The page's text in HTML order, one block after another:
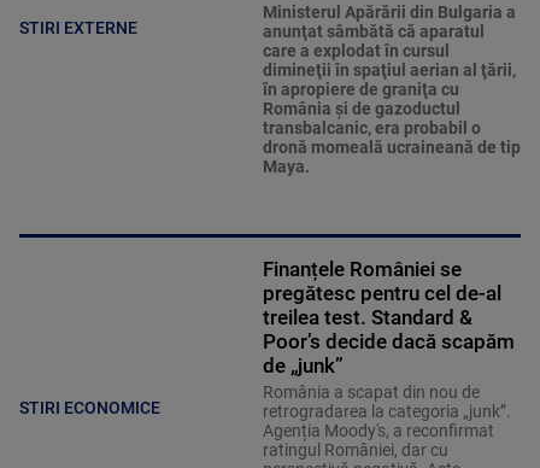
STIRI EXTERNE
Ministerul Apărării din Bulgaria a
anunţat sâmbătă că aparatul
care a explodat în cursul
dimineţii în spaţiul aerian al ţării,
în apropiere de graniţa cu
România şi de gazoductul
transbalcanic, era probabil o
dronă momeală ucraineană de tip
Maya.
STIRI ECONOMICE
Finanțele României se
pregătesc pentru cel de-al
treilea test. Standard &
Poor’s decide dacă scapăm
de „junk”
România a scapat din nou de
retrogradarea la categoria „junk”.
Agenția Moody's, a reconfirmat
ratingul României, dar cu